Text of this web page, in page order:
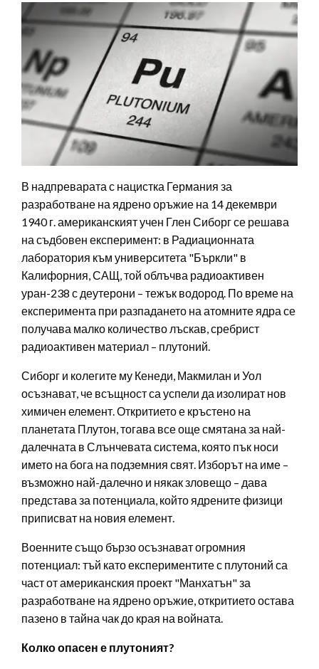
В надпреварата с нацистка Германия за
разработване на ядрено оръжие на 14 декември
1940 г. американският учен Глен Сиборг се решава
на съдбовен експеримент: в Радиационната
лаборатория към университета "Бъркли" в
Калифорния, САЩ, той облъчва радиоактивен
уран-238 с деутерони – тежък водород. По време на
експеримента при разпадането на атомните ядра се
получава малко количество лъскав, сребрист
радиоактивен материал – плутоний.
Сиборг и колегите му Кенеди, Макмилан и Уол
осъзнават, че всъщност са успели да изолират нов
химичен елемент. Откритието е кръстено на
планетата Плутон, тогава все още смятана за най-
далечната в Слънчевата система, която пък носи
името на бога на подземния свят. Изборът на име –
възможно най-далечно и някак зловещо – дава
представа за потенциала, който ядрените физици
приписват на новия елемент.
Военните също бързо осъзнават огромния
потенциал: тъй като експериментите с плутоний са
част от американския проект "Манхатън" за
разработване на ядрено оръжие, откритието остава
пазено в тайна чак до края на войната.
Колко опасен е плутоният?